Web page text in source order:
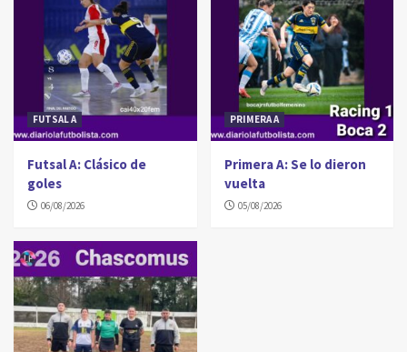
FUTSAL A
Futsal A: Clásico de
goles
06/08/2026
PRIMERA A
Primera A: Se lo dieron
vuelta
05/08/2026